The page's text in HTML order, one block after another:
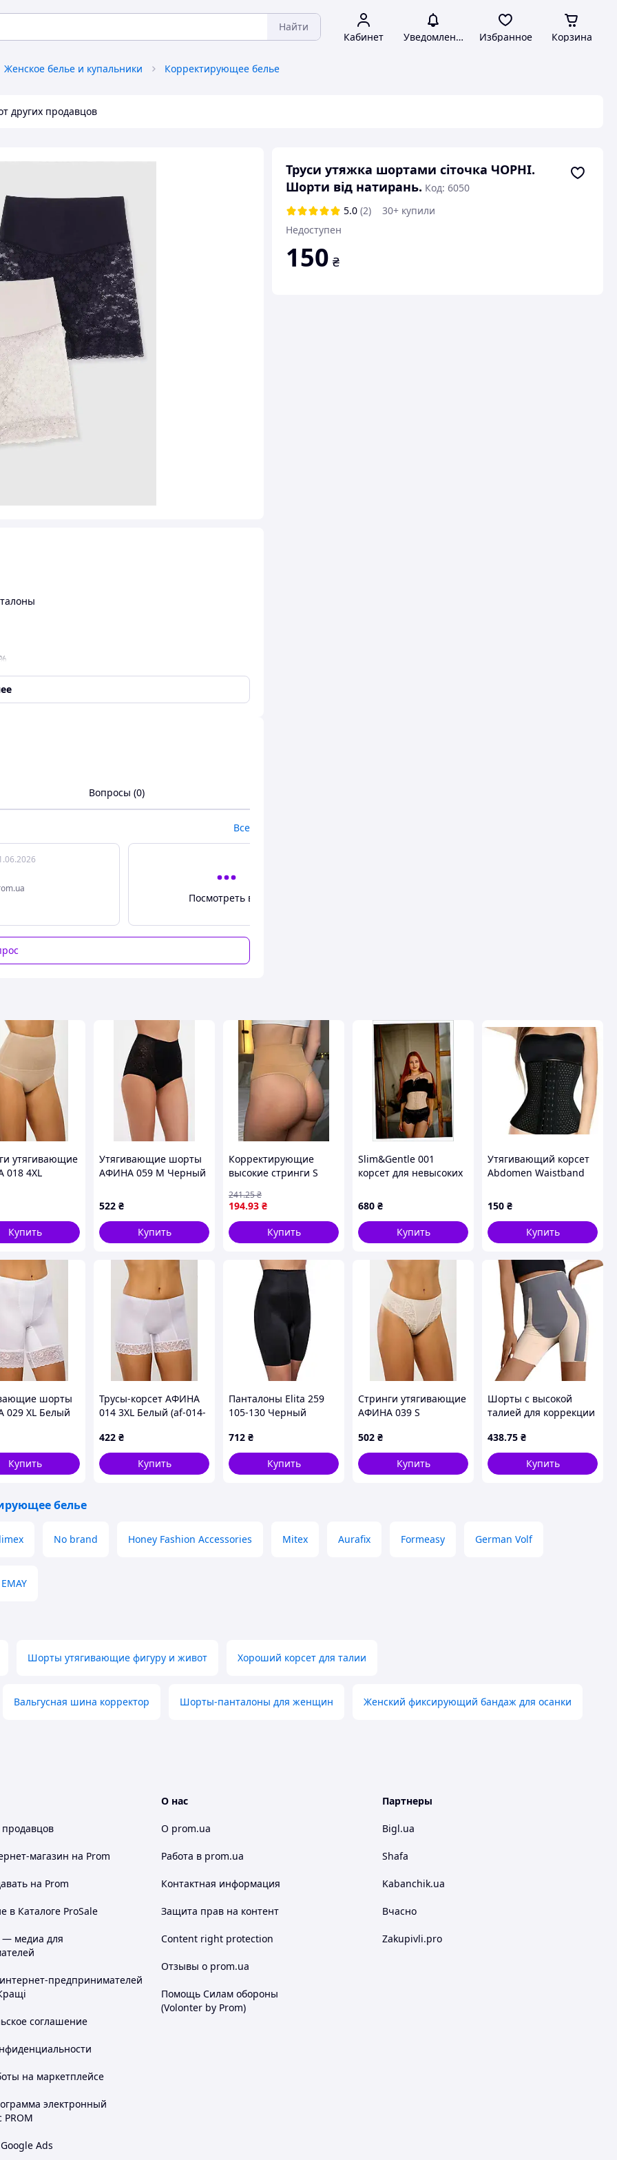
Найти
Кабинет Уведомления Избранное Корзина
Женское белье и купальники Корректирующее белье
других продавцов
Труси утяжка шортами сіточка ЧОРНІ.
Шорти від натирань. Код: 6050
5.0 (2)
30+ купили
Недоступен
150 ₴
Вопросы (0)
Все
Посмотреть все
утягивающие
4XL
Купить
Утягивающие шорты
АФИНА 059 M Черный
522 ₴
Купить
Корректирующие
высокие стринги S
с утяжкой (943547)
194.93 ₴
241.25₴
Купить
Slim&Gentle 001
корсет для невысоких
E66H23853K
680 ₴
Купить
Утягивающий корсет
Abdomen Waistband
3XL
150 ₴
Купить
шорты
XL Белый
Купить
Трусы-корсет АФИНА
014 3XL Белый (af-014-
422 ₴
Купить
Панталоны Elita 259
105-130 Черный
712 ₴
Купить
Стринги утягивающие
АФИНА 039 S
502 ₴
Купить
Шорты с высокой
талией для коррекции
из легкого бесшовного
нейлона
438.75 ₴
Купить
белье
No brand Honey Fashion Accessories Mitex Aurafix Formeasy German Volf
EMAY
Шорты утягивающие фигуру и живот Хороший корсет для талии
Вальгусная шина корректор Шорты-панталоны для женщин Женский фиксирующий бандаж для осанки
магазин на Prom
на Prom
в Каталоге ProSale
— медиа для
предпринимателей
соглашение
на маркетплейсе
электронный
PROM
Ads
О нас
О prom.ua
Работа в prom.ua
Контактная информация
Защита прав на контент
Content right protection
Отзывы о prom.ua
Помощь Силам обороны
(Volonter by Prom)
Партнеры
Bigl.ua
Shafa
Kabanchik.ua
Вчасно
Zakupivli.pro